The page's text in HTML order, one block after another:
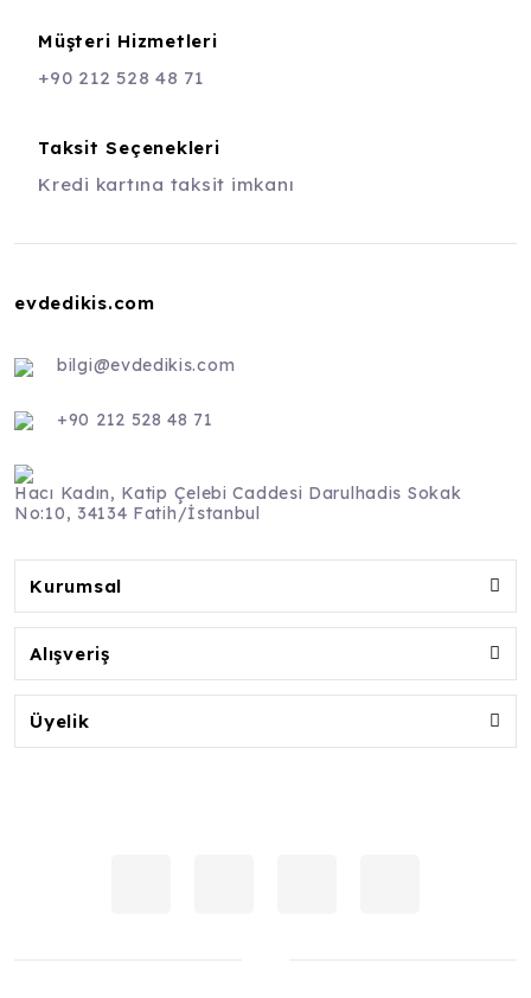
Müşteri Hizmetleri
+90 212 528 48 71
Taksit Seçenekleri
Kredi kartına taksit imkanı
evdedikis.com
bilgi@evdedikis.com
+90 212 528 48 71
Hacı Kadın, Katip Çelebi Caddesi Darulhadis Sokak
No:10, 34134 Fatih/İstanbul
Kurumsal
Alışveriş
Üyelik